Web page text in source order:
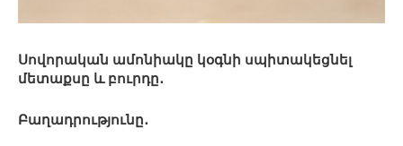
Սովորական ամոնիակը կօգնի սպիտակեցնել
մետաքսը և բուրդը․
Բաղադրությունը․